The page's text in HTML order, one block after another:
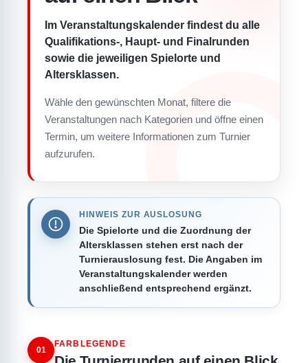
Im Veranstaltungskalender findest du alle
Qualifikations-, Haupt- und Finalrunden
sowie die jeweiligen Spielorte und
Altersklassen.
Wähle den gewünschten Monat, filtere die
Veranstaltungen nach Kategorien und öffne einen
Termin, um weitere Informationen zum Turnier
aufzurufen.
HINWEIS ZUR AUSLOSUNG
Die Spielorte und die Zuordnung der
Altersklassen stehen erst nach der
Turnierauslosung fest. Die Angaben im
Veranstaltungskalender werden
anschließend entsprechend ergänzt.
01
FARBLEGENDE